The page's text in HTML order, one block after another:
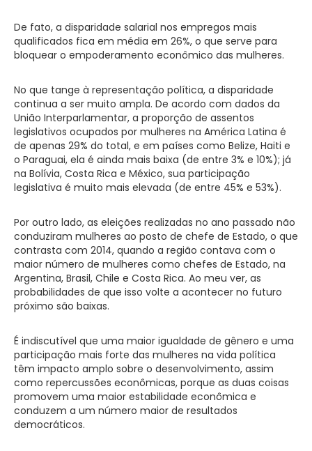
De fato, a disparidade salarial nos empregos mais
qualificados fica em média em 26%, o que serve para
bloquear o empoderamento econômico das mulheres.
No que tange à representação política, a disparidade
continua a ser muito ampla. De acordo com dados da
União Interparlamentar, a proporção de assentos
legislativos ocupados por mulheres na América Latina é
de apenas 29% do total, e em países como Belize, Haiti e
o Paraguai, ela é ainda mais baixa (de entre 3% e 10%); já
na Bolívia, Costa Rica e México, sua participação
legislativa é muito mais elevada (de entre 45% e 53%).
Por outro lado, as eleições realizadas no ano passado não
conduziram mulheres ao posto de chefe de Estado, o que
contrasta com 2014, quando a região contava com o
maior número de mulheres como chefes de Estado, na
Argentina, Brasil, Chile e Costa Rica. Ao meu ver, as
probabilidades de que isso volte a acontecer no futuro
próximo são baixas.
É indiscutível que uma maior igualdade de gênero e uma
participação mais forte das mulheres na vida política
têm impacto amplo sobre o desenvolvimento, assim
como repercussões econômicas, porque as duas coisas
promovem uma maior estabilidade econômica e
conduzem a um número maior de resultados
democráticos.